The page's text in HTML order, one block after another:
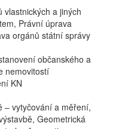
vlastnických a jiných
Právní úprava
orgánů státní správy
občanského a
nemovitostí
KN
– vytyčování a měření,
Geometrická